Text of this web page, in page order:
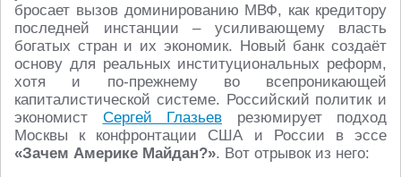
бросает вызов доминированию МВФ, как кредитору
последней инстанции – усиливающему власть
богатых стран и их экономик. Новый банк создаёт
основу для реальных институциональных реформ,
хотя и по-прежнему во всепроникающей
капиталистической системе. Российский политик и
экономист Сергей Глазьев резюмирует подход
Москвы к конфронтации США и России в эссе
«Зачем Америке Майдан?». Вот отрывок из него: